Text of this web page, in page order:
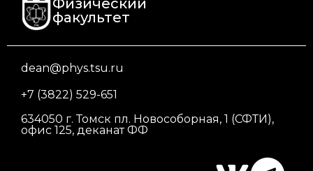
Физический
факультет
dean@phys.tsu.ru
+7 (3822) 529-651
634050 г. Томск пл. Новособорная, 1 (СФТИ),
офис 125, деканат ФФ